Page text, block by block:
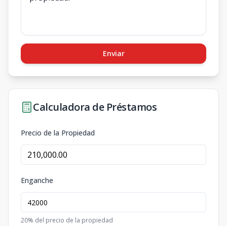
Enviar
Calculadora de Préstamos
Precio de la Propiedad
Enganche
20% del precio de la propiedad